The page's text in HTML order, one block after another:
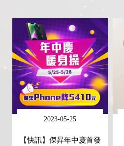
2023-05-25
【快訊】傑昇年中慶首發